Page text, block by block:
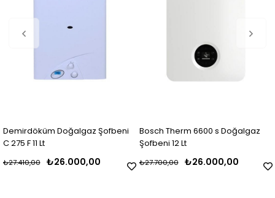
Demirdöküm Doğalgaz Şofbeni
C 275 F 11 Lt
₺26.000,00
₺27.410,00
Bosch Therm 6600 s Doğalgaz
Şofbeni 12 Lt
₺26.000,00
₺27.700,00